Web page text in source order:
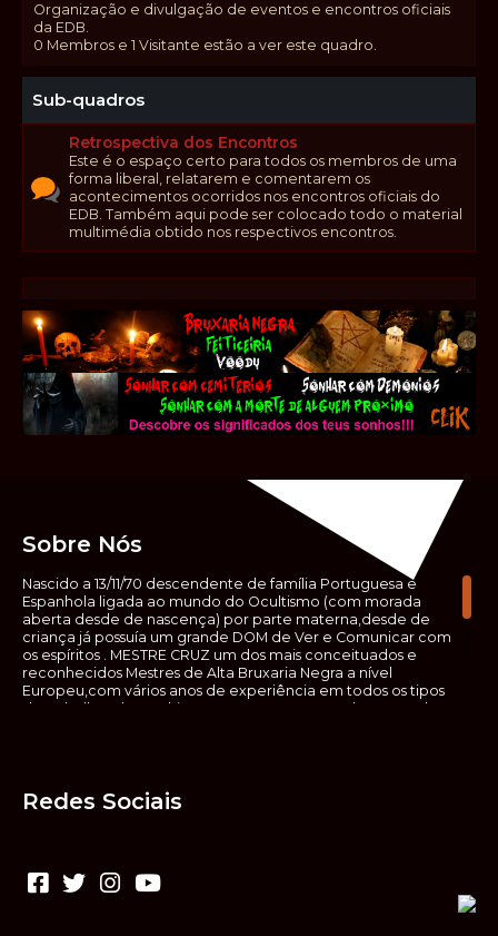
Organização e divulgação de eventos e encontros oficiais
da EDB.
0 Membros e 1 Visitante estão a ver este quadro.
Sub-quadros
Retrospectiva dos Encontros
Este é o espaço certo para todos os membros de uma
forma liberal, relatarem e comentarem os
acontecimentos ocorridos nos encontros oficiais do
EDB. Também aqui pode ser colocado todo o material
multimédia obtido nos respectivos encontros.
Sobre Nós
Nascido a 13/11/70 descendente de família Portuguesa e
Espanhola ligada ao mundo do Ocultismo (com morada
aberta desde de nascença) por parte materna,desde de
criança já possuía um grande DOM de Ver e Comunicar com
os espíritos . MESTRE CRUZ um dos mais conceituados e
reconhecidos Mestres de Alta Bruxaria Negra a nível
Europeu,com vários anos de experiência em todos os tipos
de trabalhos de Ocultismo. Escreveu os seus saberes ocultos
não o faça sem precauções e sem possuir a devida
poderão causar danos. Consultai por isso sempre um
(médium) conhecedor, quando se trata de fazer trabalhos
Redes Sociais